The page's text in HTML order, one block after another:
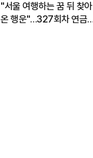
"서울 여행하는 꿈 뒤 찾아
온 행운"…327회차 연금